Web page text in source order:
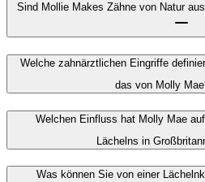
Sind Mollie Makes Zähne von Natur
Welche zahnärztlichen Eingriffe
das von Molly
Welchen Einfluss hat Molly Mae
Lächelns in
Was können Sie von einer